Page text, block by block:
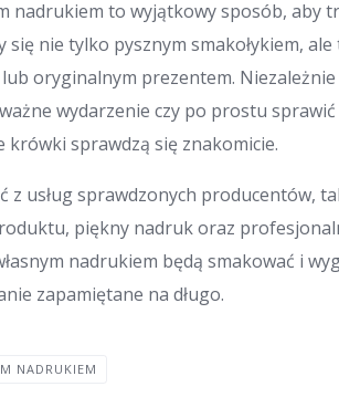
nadrukiem to wyjątkowy sposób, aby
się nie tylko pysznym smakołykiem,
oryginalnym prezentem.
wydarzenie czy po prostu
krówki sprawdzą się znakomicie.
z usług sprawdzonych producentów,
piękny nadruk oraz
nadrukiem będą smakować i
zapamiętane na długo.
NADRUKIEM